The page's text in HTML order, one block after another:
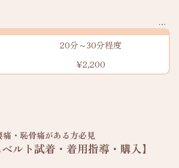
20分～30分程度
¥2,200
痛・恥骨痛がある方必見
ベルト試着・着用指導・購入】